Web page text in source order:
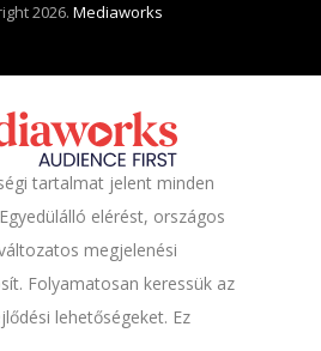
2026.Mediaworks
tartalmat jelent minden
elérést, országos
megjelenési
Folyamatosan keressük az
lehetőségeket. Ez